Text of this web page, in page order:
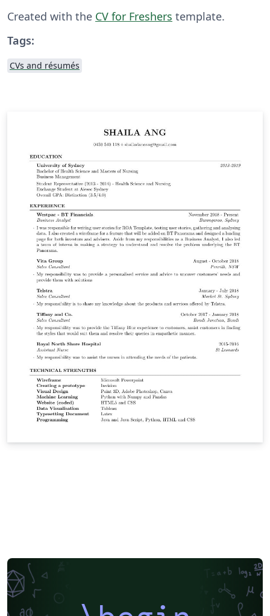
Created with the CV for Freshers template.
Tags:
CVs and résumés